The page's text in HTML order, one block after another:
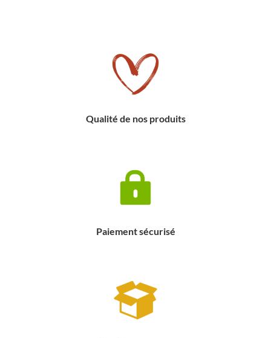
Qualité de nos produits
Paiement sécurisé